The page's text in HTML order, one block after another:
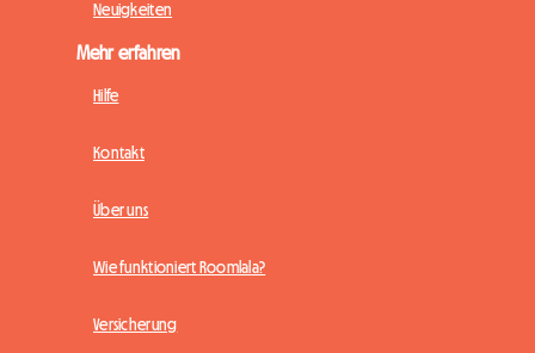
Neuigkeiten
Mehr erfahren
Hilfe
Kontakt
Über uns
Wie funktioniert Roomlala?
Versicherung